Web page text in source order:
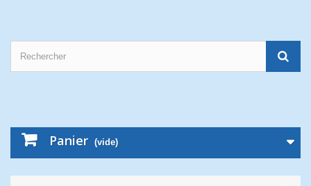
Panier (vide)